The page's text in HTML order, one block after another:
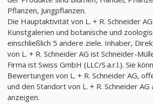
Pflanzen, Jungpflanzen.
Die Hauptaktivität von L. + R. Schneider
Kunstgalerien und botanische und
einschließlich 5 andere ziele. Inhaber,
von L. + R. Schneider AG ist Schneider-
Firma ist Swiss GmbH (LLC/S.a.r.l.). Sie
Bewertungen von L. + R. Schneider AG,
und den Standort von L. + R. Schneider
anzeigen.